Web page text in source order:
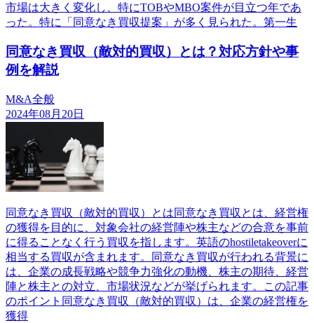
市場は大きく変化し、特にTOBやMBO案件が目立つ年であ
った。特に「同意なき買収提案」が多く見られた。第一生
同意なき買収（敵対的買収）とは？対応方針や事
例を解説
M&A全般
2024年08月20日
同意なき買収（敵対的買収）とは同意なき買収とは、経営権
の獲得を目的に、対象会社の経営陣や株主などの合意を事前
に得ることなく行う買収を指します。英語のhostiletakeoverに
相当する買収が含まれます。同意なき買収が行われる背景に
は、企業の成長戦略や競争力強化の動機、株主の期待、経営
陣と株主との対立、市場状況などが挙げられます。この記事
のポイント同意なき買収（敵対的買収）は、企業の経営権を
獲得